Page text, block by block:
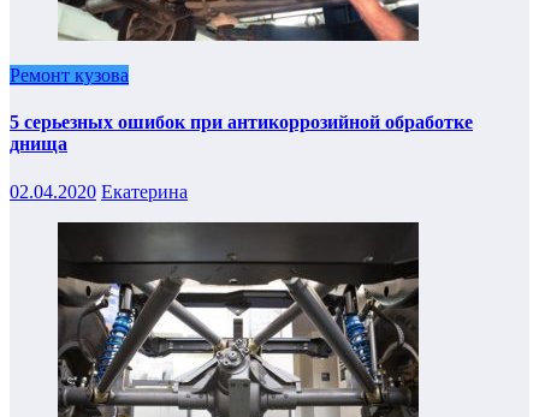
Ремонт кузова
5 серьезных ошибок при антикоррозийной обработке
днища
02.04.2020 Екатерина